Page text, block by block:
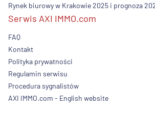
Rynek biurowy w Krakowie 2025 i prognoza
Serwis AXI IMMO.com
FAQ
Kontakt
Polityka prywatności
Regulamin serwisu
Procedura sygnalistów
AXI IMMO.com - English website